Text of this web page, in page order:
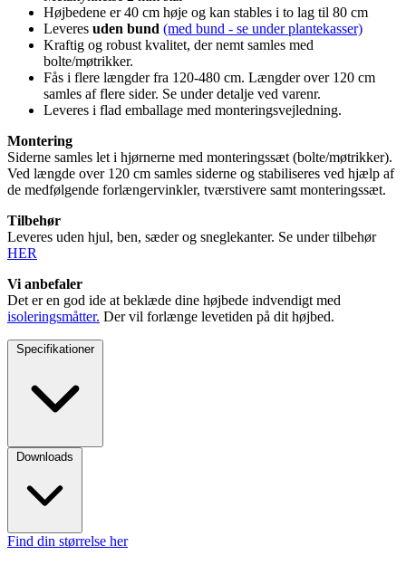
Højbedene er 40 cm høje og kan stables i to lag til 80 cm
Leveres uden bund (med bund - se under plantekasser)
Kraftig og robust kvalitet, der nemt samles med
bolte/møtrikker.
Fås i flere længder fra 120-480 cm. Længder over 120 cm
samles af flere sider. Se under detalje ved varenr.
Leveres i flad emballage med monteringsvejledning.
Montering
Siderne samles let i hjørnerne med monteringssæt (bolte/møtrikker).
Ved længde over 120 cm samles siderne og stabiliseres ved hjælp af
de medfølgende forlængervinkler, tværstivere samt monteringssæt.
Tilbehør
Leveres uden hjul, ben, sæder og sneglekanter. Se under tilbehør
HER
Vi anbefaler
Det er en god ide at beklæde dine højbede indvendigt med
isoleringsmåtter. Der vil forlænge levetiden på dit højbed.
Specifikationer
Downloads
Find din størrelse her